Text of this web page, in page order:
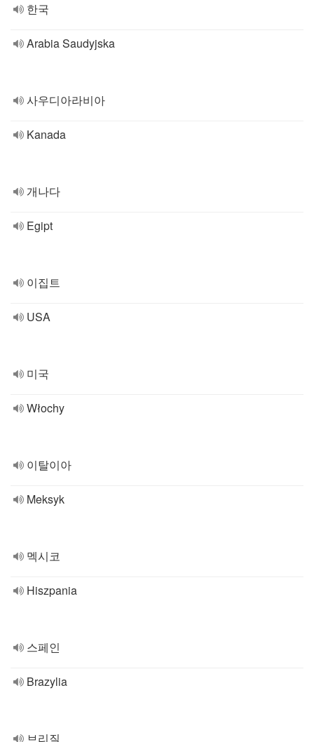
한국
Arabia Saudyjska
사우디아라비아
Kanada
개나다
Egipt
이집트
USA
미국
Włochy
이탈이아
Meksyk
멕시코
Hiszpania
스페인
Brazylia
브리질